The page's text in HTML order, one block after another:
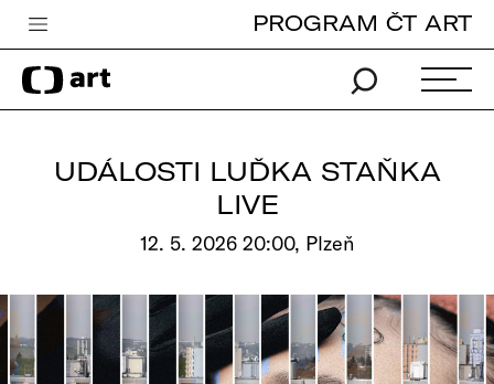
Česká televize
Zpravodajství
Vše o ČT
PROGRAM ČT ART
UDÁLOSTI LUĎKA STAŇKA
LIVE
12. 5. 2026 20:00, Plzeň